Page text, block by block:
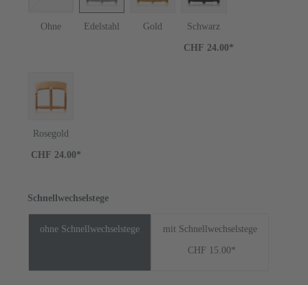
Ohne Edelstahl Gold Schwarz
CHF 24.00*
Rosegold
CHF 24.00*
Schnellwechselstege
ohne Schnellwechselstege mit Schnellwechselstege
CHF 15.00*